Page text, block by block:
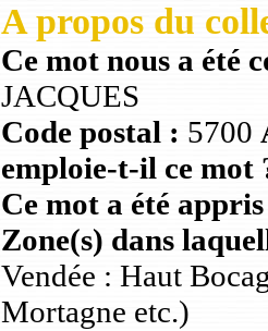
A propos du
Ce mot nous a été
JACQUES
Code postal : 5700
emploie-t-il ce mot
Ce mot a été
Zone(s) dans
Vendée : Haut
Mortagne etc.)